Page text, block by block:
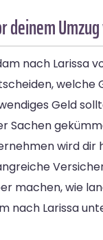
nach Larissa
Geld
Sachen
wird
machen, wie
nach Larissa